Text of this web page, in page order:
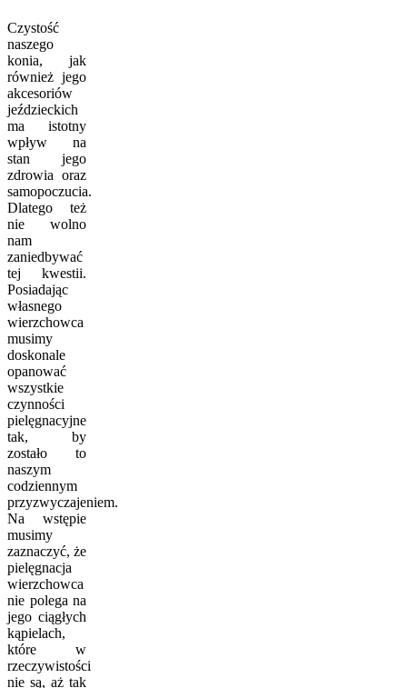
Czystość
naszego
konia, jak
również jego
akcesoriów
jeździeckich
ma istotny
wpływ na
stan jego
zdrowia oraz
samopoczucia.
Dlatego też
nie wolno
nam
zaniedbywać
tej kwestii.
Posiadając
własnego
wierzchowca
musimy
doskonale
opanować
wszystkie
czynności
pielęgnacyjne
tak, by
zostało to
naszym
codziennym
przyzwyczajeniem.
Na wstępie
musimy
zaznaczyć, że
pielęgnacja
wierzchowca
nie polega na
jego ciągłych
kąpielach,
które w
rzeczywistości
nie są, aż tak